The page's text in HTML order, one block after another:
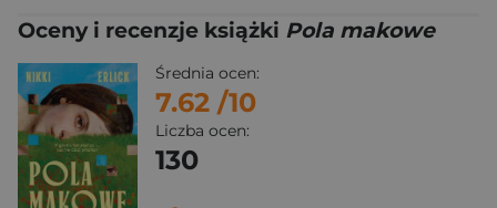
Oceny i recenzje książki Pola makowe
Średnia ocen:
7.62 /10
Liczba ocen:
130